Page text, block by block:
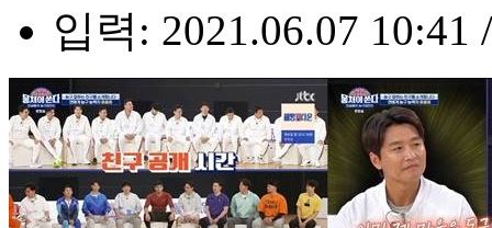
입력: 2021.06.07 10:41